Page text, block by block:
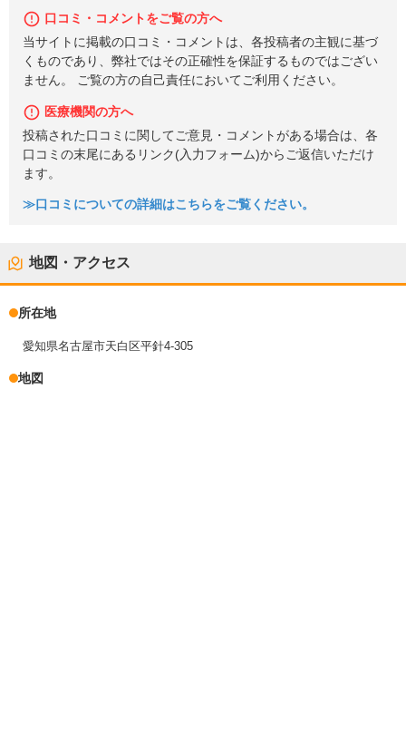
口コミ・コメントをご覧の方へ
当サイトに掲載の口コミ・コメントは、各投稿者の主観に基づ
くものであり、弊社ではその正確性を保証するものではござい
ません。 ご覧の方の自己責任においてご利用ください。
医療機関の方へ
投稿された口コミに関してご意見・コメントがある場合は、各
口コミの末尾にあるリンク(入力フォーム)からご返信いただけ
ます。
≫口コミについての詳細はこちらをご覧ください。
地図・アクセス
所在地
愛知県名古屋市天白区平針4-305
地図